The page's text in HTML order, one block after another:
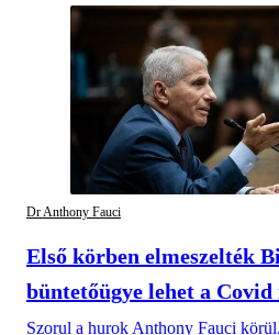
Dr Anthony Fauci
Első körben elmeszelték
büntetőügye lehet a
Szorul a hurok Anthony Fauci